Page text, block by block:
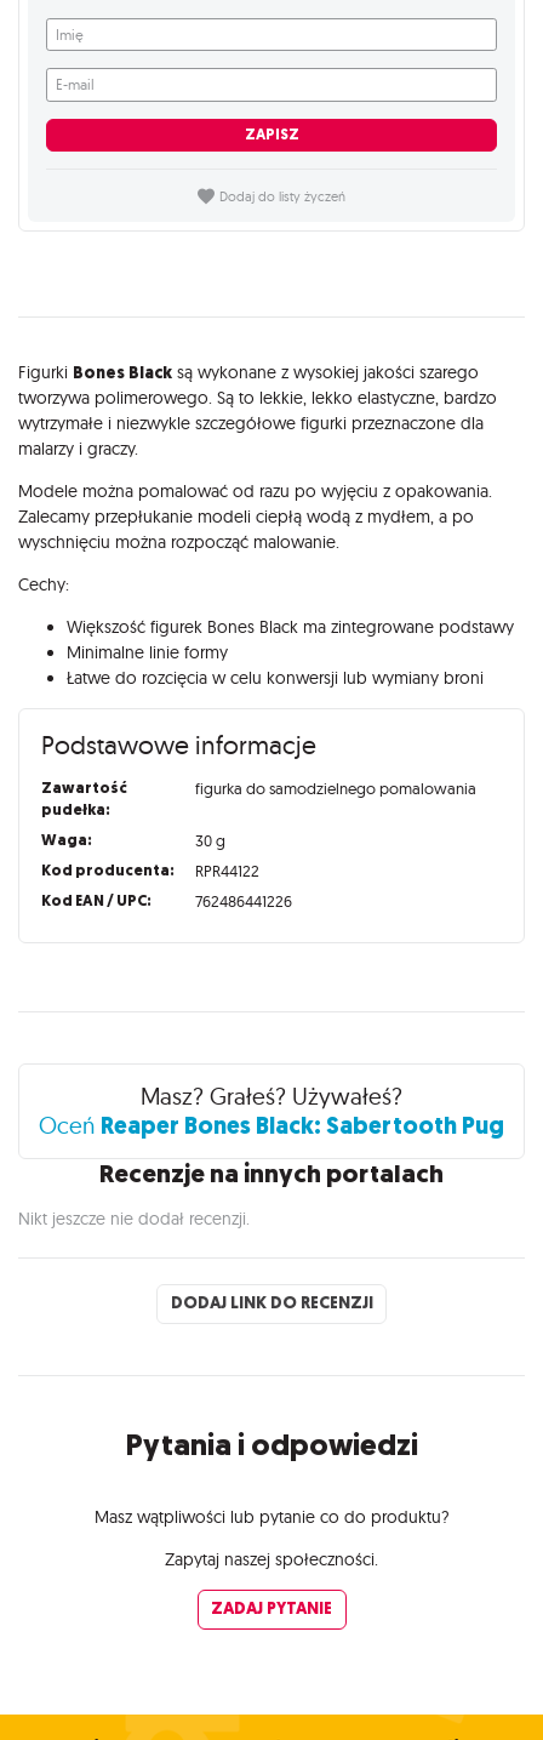
Imię
E-mail
ZAPISZ
Dodaj do listy życzeń
Opis
Figurki Bones Black są wykonane z wysokiej jakości szarego
tworzywa polimerowego. Są to lekkie, lekko elastyczne, bardzo
wytrzymałe i niezwykle szczegółowe figurki przeznaczone dla
malarzy i graczy.
Modele można pomalować od razu po wyjęciu z opakowania.
Zalecamy przepłukanie modeli ciepłą wodą z mydłem, a po
wyschnięciu można rozpocząć malowanie.
Cechy:
Większość figurek Bones Black ma zintegrowane podstawy
Minimalne linie formy
Łatwe do rozcięcia w celu konwersji lub wymiany broni
Podstawowe informacje
Zawartość
pudełka:
figurka do samodzielnego pomalowania
Waga: 30 g
Kod producenta: RPR44122
Kod EAN / UPC: 762486441226
Recenzje
Masz? Grałeś? Używałeś?
Oceń Reaper Bones Black: Sabertooth Pug
Recenzje na innych portalach
Nikt jeszcze nie dodał recenzji.
DODAJ LINK DO RECENZJI
Pytania i odpowiedzi
Masz wątpliwości lub pytanie co do produktu?
Zapytaj naszej społeczności.
ZADAJ PYTANIE